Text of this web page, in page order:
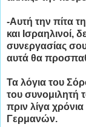
-Αυτή την πίτα
και Ισραηλινοί,
συνεργασίας
αυτά θα
Τα λόγια του
του συνομιλητή
πριν λίγα
Γερμανών.